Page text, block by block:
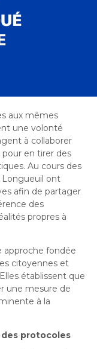
Longueuil
Longueuil
aux mêmes
une volonté
à collaborer
en tirer des
Au cours des
Longueuil ont
afin de partager
des
propres à
approche fondée
citoyennes et
établissent que
une mesure de
à la
protocoles